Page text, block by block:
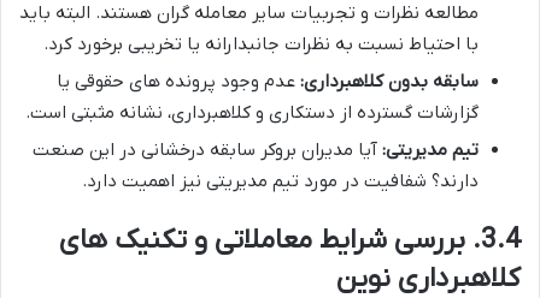
مطالعه نظرات و تجربیات سایر معامله گران هستند. البته باید
با احتیاط نسبت به نظرات جانبدارانه یا تخریبی برخورد کرد.
سابقه بدون کلاهبرداری: عدم وجود پرونده های حقوقی یا
گزارشات گسترده از دستکاری و کلاهبرداری، نشانه مثبتی است.
تیم مدیریتی: آیا مدیران بروکر سابقه درخشانی در این صنعت
دارند؟ شفافیت در مورد تیم مدیریتی نیز اهمیت دارد.
3.4. بررسی شرایط معاملاتی و تکنیک های
کلاهبرداری نوین